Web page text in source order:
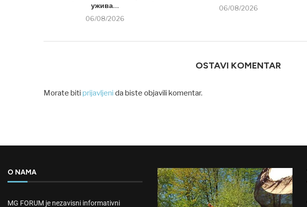
ужива...
06/08/2026
06/08/2026
OSTAVI KOMENTAR
Morate biti prijavljeni da biste objavili komentar.
O NAMA
MG FORUM je nezavisni informativni